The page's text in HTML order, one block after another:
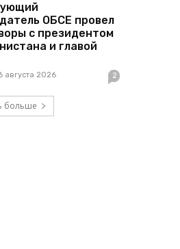
ОБСЕ провел
с президентом
и главой
августа 2026 2
больше